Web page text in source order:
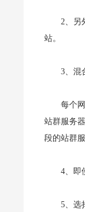
2、另
站。
3、混
每个
站群服务
段的站群
4、即
5、选